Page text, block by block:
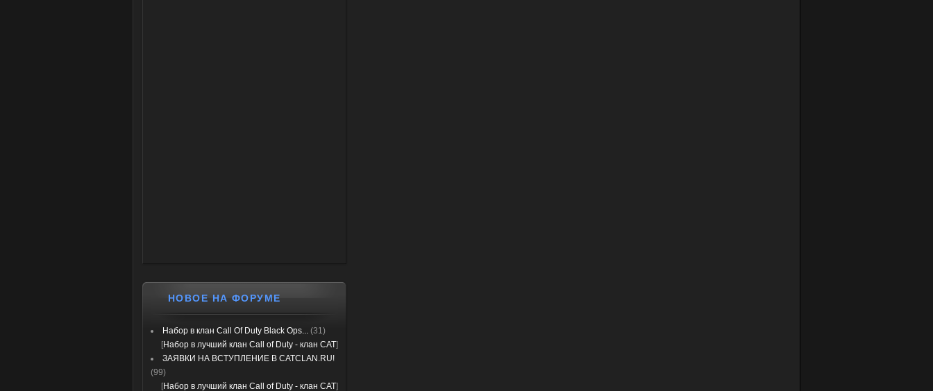
НОВОЕ НА ФОРУМЕ
Набор в клан Call Of Duty Black Ops... (31)
[Набор в лучший клан Call of Duty - клан CAT]
ЗАЯВКИ НА ВСТУПЛЕНИЕ В CATCLAN.RU!
(99)
[Набор в лучший клан Call of Duty - клан CAT]